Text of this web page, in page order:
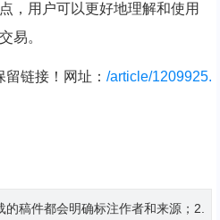
，用户可以更好地理解和使用
易。
链接！网址： /article/1209925.
稿件都会明确标注作者和来源；2.